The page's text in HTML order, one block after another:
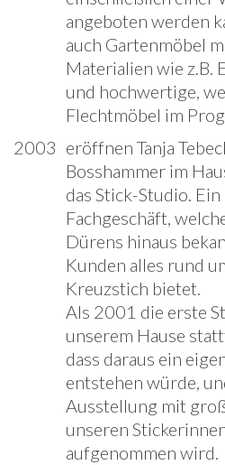
angeboten werden
auch Gartenmöbel
Materialien wie z.B.
und hochwertige,
Flechtmöbel im
2003 eröffnen Tanja
Bosshammer im
das Stick-Studio.
Fachgeschäft,
Dürens hinaus
Kunden alles rund
Kreuzstich bietet.
Als 2001 die erste
unserem Hause
dass daraus ein
entstehen würde,
Ausstellung mit
unseren
aufgenommen wird.